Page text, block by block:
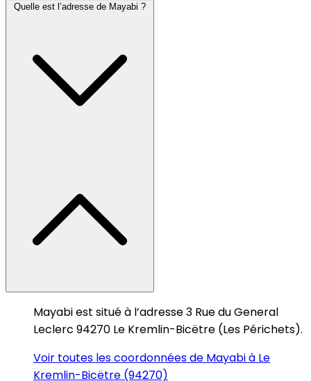
Quelle est l’adresse de Mayabi ?
Mayabi est situé à l’adresse 3 Rue du General
Leclerc 94270 Le Kremlin-Bicëtre (Les Périchets).
Voir toutes les coordonnées de Mayabi à Le
Kremlin-Bicëtre (94270)